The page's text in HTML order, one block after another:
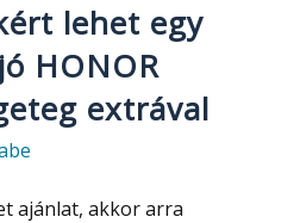
lehet egy
HONOR
extrával
ajánlat, akkor arra